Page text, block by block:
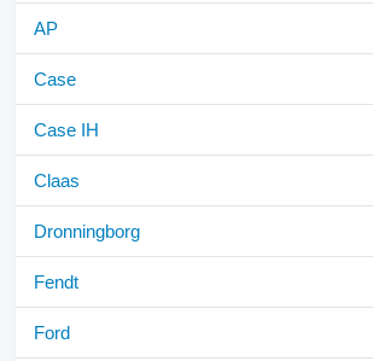
AP
Case
Case IH
Claas
Dronningborg
Fendt
Ford